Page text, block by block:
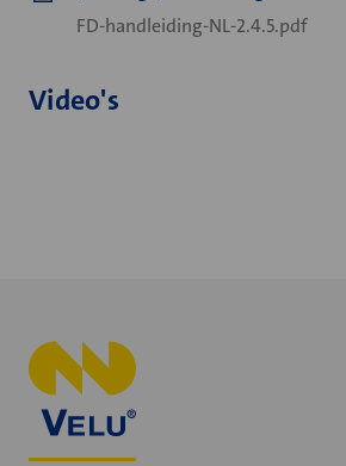
FD-handleiding-NL-2.4.5.pdf
Video's